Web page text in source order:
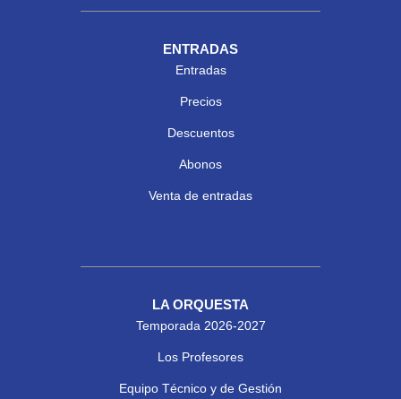
ENTRADAS
Entradas
Precios
Descuentos
Abonos
Venta de entradas
LA ORQUESTA
Temporada 2026-2027
Los Profesores
Equipo Técnico y de Gestión